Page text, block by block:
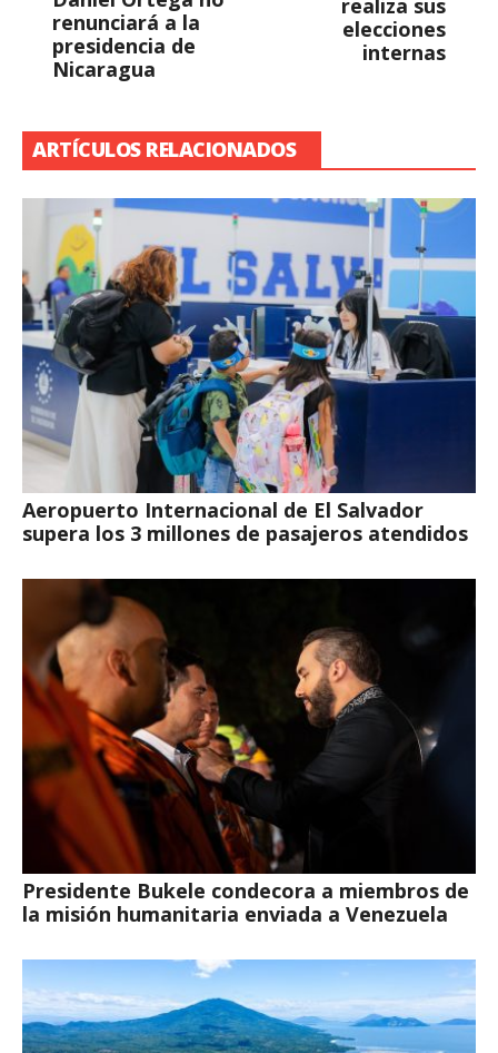
renunciará a la
presidencia de
Nicaragua
elecciones
internas
ARTÍCULOS RELACIONADOS
Aeropuerto Internacional de El Salvador
supera los 3 millones de pasajeros atendidos
Presidente Bukele condecora a miembros de
la misión humanitaria enviada a Venezuela